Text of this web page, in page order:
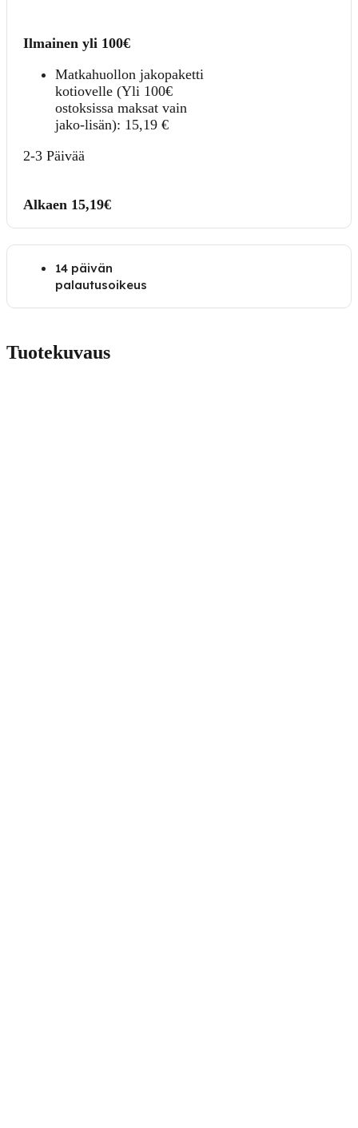
Ilmainen yli 100€
Matkahuollon jakopaketti
kotiovelle (Yli 100€
ostoksissa maksat vain
jako-lisän): 15,19 €
2-3 Päivää
Alkaen 15,19€
14 päivän
palautusoikeus
Tuotekuvaus